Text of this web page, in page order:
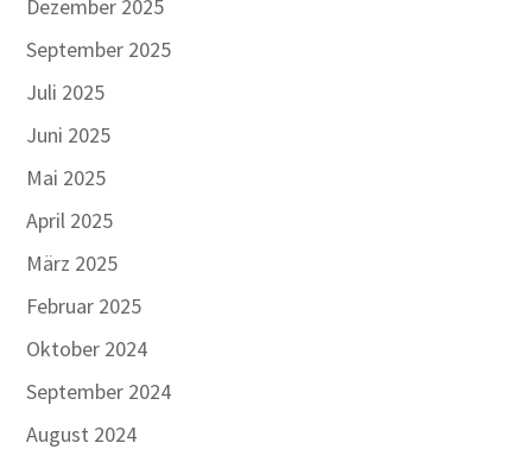
Dezember 2025
September 2025
Juli 2025
Juni 2025
Mai 2025
April 2025
März 2025
Februar 2025
Oktober 2024
September 2024
August 2024